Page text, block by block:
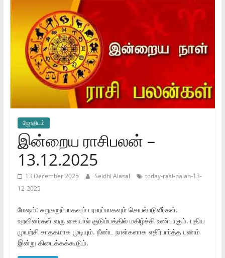
ஜோ‌திட‌ம்
இன்றைய ராசிபலன் –
13.12.2025
13 December 2025 Seidhi Alasal
today-rasi-palan-13-
12-2025
மேஷம்: சுறுசுறுப்பாகவும் பரபரப்பாகவும் செயல்படுவீர்கள்.
உறவினர்கள் வரு கையால் குடும்பத்தில் மகிழ்ச்சி உண்டாகும். புதிய
முயற்சி சாதகமாக முடியும். நீண்ட நாள்களாக எதிர்பார்த்த பணம்
இன்று கிடைக்கக்கூடும்.